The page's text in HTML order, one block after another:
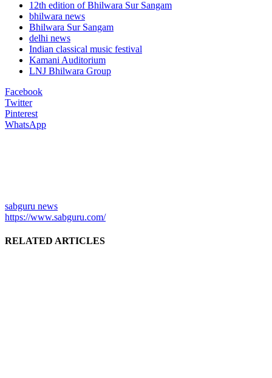
12th edition of Bhilwara Sur Sangam
bhilwara news
Bhilwara Sur Sangam
delhi news
Indian classical music festival
Kamani Auditorium
LNJ Bhilwara Group
Facebook
Twitter
Pinterest
WhatsApp
sabguru news
https://www.sabguru.com/
RELATED ARTICLES